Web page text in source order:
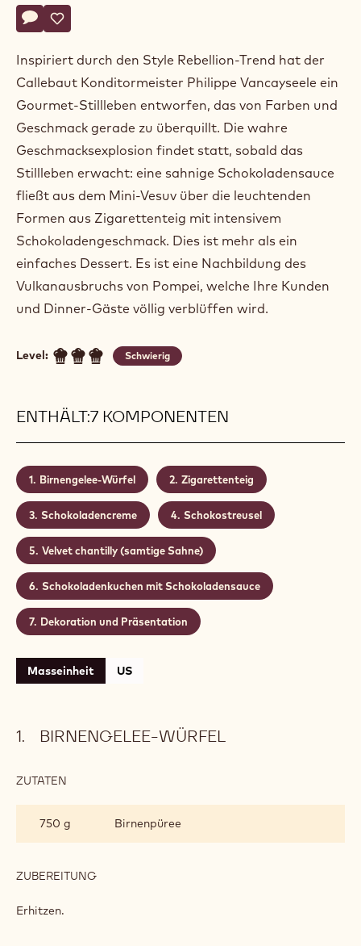
Actions
Schreibe einen Kommentar
- EruptionSpeichern
- Eruption
Inspiriert durch den Style Rebellion-Trend hat der
Callebaut Konditormeister Philippe Vancayseele ein
Gourmet-Stillleben entworfen, das von Farben und
Geschmack gerade zu überquillt. Die wahre
Geschmacksexplosion findet statt, sobald das
Stillleben erwacht: eine sahnige Schokoladensauce
fließt aus dem Mini-Vesuv über die leuchtenden
Formen aus Zigarettenteig mit intensivem
Schokoladengeschmack. Dies ist mehr als ein
einfaches Dessert. Es ist eine Nachbildung des
Vulkanausbruchs von Pompei, welche Ihre Kunden
und Dinner-Gäste völlig verblüffen wird.
Level: Schwierig
ENTHÄLT:7 KOMPONENTEN
Birnengelee-Würfel Zigarettenteig
Schokoladencreme Schokostreusel
Velvet chantilly (samtige Sahne)
Schokoladenkuchen mit Schokoladensauce
Dekoration und Präsentation
Masseinheit US
BIRNENGELEE-WÜRFEL
ZUTATEN
750 g
Birnenpüree
ZUBEREITUNG
Erhitzen.